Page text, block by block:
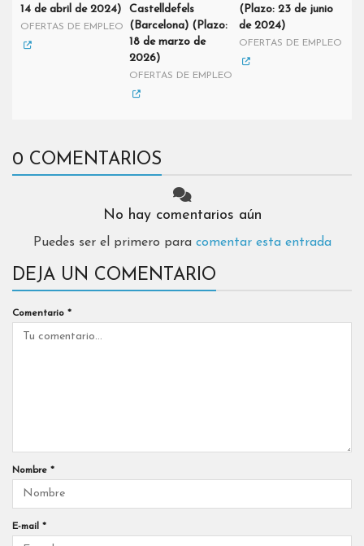
14 de abril de 2024)
OFERTAS DE EMPLEO
Castelldefels
(Barcelona) (Plazo:
18 de marzo de
2026)
OFERTAS DE EMPLEO
(Plazo: 23 de junio
de 2024)
OFERTAS DE EMPLEO
0 COMENTARIOS
No hay comentarios aún
Puedes ser el primero para comentar esta entrada
DEJA UN COMENTARIO
Comentario *
Nombre *
E-mail *